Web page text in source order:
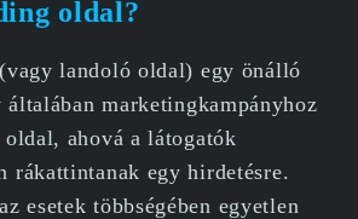
oldal?
landoló oldal) egy önálló
marketingkampányhoz
ahová a látogatók
rákattintanak egy hirdetésre.
esetek többségében egyetlen